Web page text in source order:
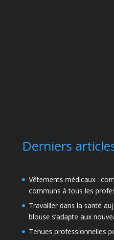
Derniers
Vêtements médicaux :
communs à tous les
Travailler dans la santé
blouse s’adapte aux
Tenues professionnelles